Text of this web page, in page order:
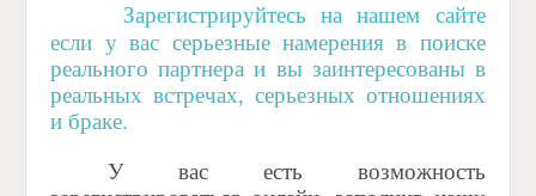
Зарегистрируйтесь на нашем сайте
если у вас серьезные намерения в поиске
реального партнера и вы заинтересованы в
реальных встречах, серьезных отношениях
и браке.
У вас есть возможность